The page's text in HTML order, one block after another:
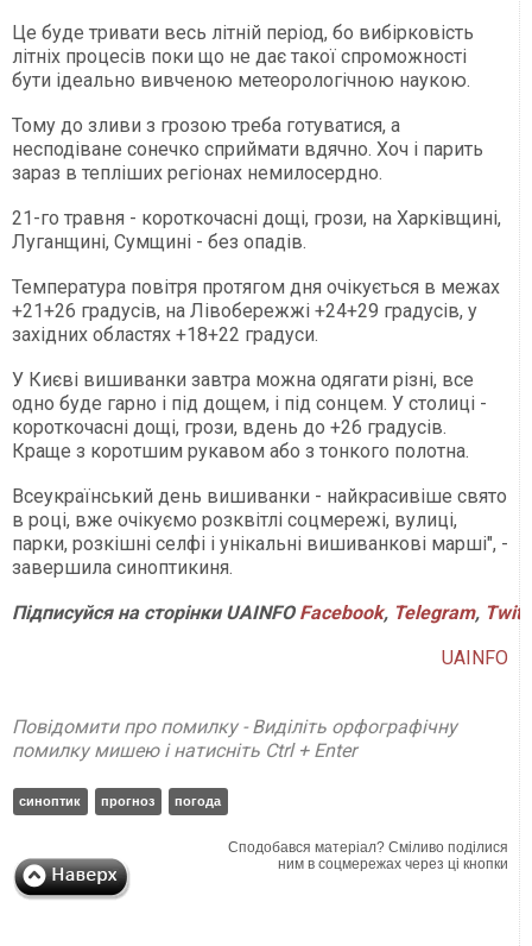
Це буде тривати весь літній період, бо вибірковість
літніх процесів поки що не дає такої спроможності
бути ідеально вивченою метеорологічною наукою.
Тому до зливи з грозою треба готуватися, а
несподіване сонечко сприймати вдячно. Хоч і парить
зараз в тепліших регіонах немилосердно.
21-го травня - короткочасні дощі, грози, на Харківщині,
Луганщині, Сумщині - без опадів.
Температура повітря протягом дня очікується в межах
+21+26 градусів, на Лівобережжі +24+29 градусів, у
західних областях +18+22 градуси.
У Києві вишиванки завтра можна одягати різні, все
одно буде гарно і під дощем, і під сонцем. У столиці -
короткочасні дощі, грози, вдень до +26 градусів.
Краще з коротшим рукавом або з тонкого полотна.
Всеукраїнський день вишиванки - найкрасивіше свято
в році, вже очікуємо розквітлі соцмережі, вулиці,
парки, розкішні селфі і унікальні вишиванкові марші", -
завершила синоптикиня.
ПідписуйсянасторінкиUAINFO Facebook, Telegram,
UAINFO
Повідомити про помилку - Виділіть орфографічну
помилку мишею і натисніть Ctrl + Enter
синоптик прогноз погода
Сподобався матеріал? Сміливо поділися
ним в соцмережах через ці кнопки